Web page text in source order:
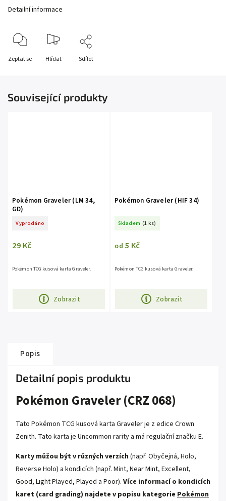
Detailní informace
Zeptat se Hlídat Sdílet
Související produkty
Pokémon Graveler (LM 34,
GD)
Vyprodáno
29 Kč
Zobrazit
Pokémon TCG kusová karta Graveler.
Pokémon Graveler (HIF 34)
Skladem (1 ks)
od 5 Kč
Zobrazit
Pokémon TCG kusová karta Graveler.
Popis
Detailní popis produktu
Pokémon Graveler (CRZ 068)
Tato Pokémon TCG kusová karta Graveler je z edice Crown
Zenith. Tato karta je Uncommon rarity a má regulační značku E.
Karty můžou být v různých verzích (např. Obyčejná, Holo,
Reverse Holo) a kondicích (např. Mint, Near Mint, Excellent,
Good, Light Played, Played a Poor). Více informací o kondicích
karet (card grading) najdete v popisu kategorie Pokémon